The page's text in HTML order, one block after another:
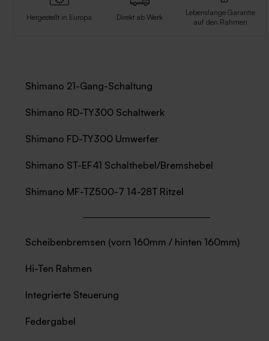
Hergestellt in Europa Direkt ab Werk
Lebenslange Garantie
auf den Rahmen
Shimano 21-Gang-Schaltung
Shimano RD-TY300 Schaltwerk
Shimano FD-TY300 Umwerfer
Shimano ST-EF41 Schalthebel/Bremshebel
Shimano MF-TZ500-7 14-28T Ritzel
Scheibenbremsen (vorn 160mm / hinten 160mm)
Hi-Ten Rahmen
Integrierte Steuerung
Federgabel